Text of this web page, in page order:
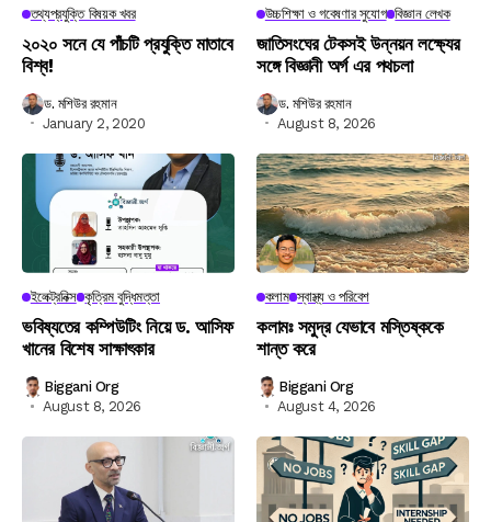
তথ্যপ্রযুক্তি বিষয়ক খবর
২০২০ সনে যে পাঁচটি প্রযুক্তি মাতাবে
বিশ্ব!
ড. মশিউর রহমান
January 2, 2020
উচ্চশিক্ষা ও গবেষণার সুযোগ বিজ্ঞান লেখক
জাতিসংঘের টেকসই উন্নয়ন লক্ষ্যের
সঙ্গে বিজ্ঞানী অর্গ এর পথচলা
ড. মশিউর রহমান
August 8, 2026
ইলেক্ট্রনিক্স কৃত্রিম বুদ্ধিমত্তা
ভবিষ্যতের কম্পিউটিং নিয়ে ড. আসিফ
খানের বিশেষ সাক্ষাৎকার
Biggani Org
August 8, 2026
কলাম স্বাস্থ্য ও পরিবেশ
কলামঃ সমুদ্র যেভাবে মস্তিষ্ককে
শান্ত করে
Biggani Org
August 4, 2026